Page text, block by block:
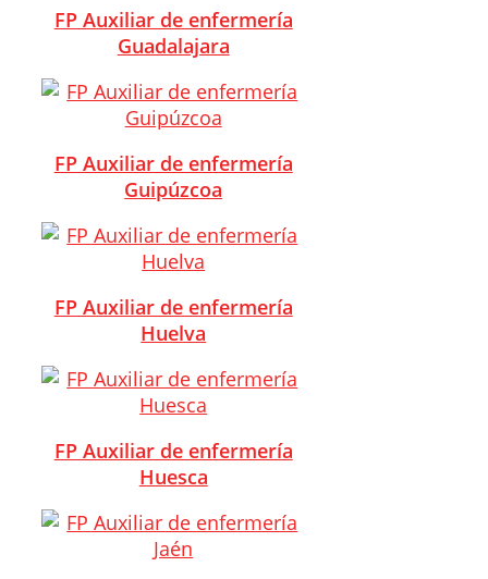
FP Auxiliar de enfermería
Guadalajara
FP Auxiliar de enfermería
Guipúzcoa
FP Auxiliar de enfermería
Huelva
FP Auxiliar de enfermería
Huesca